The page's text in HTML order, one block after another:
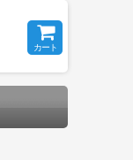
カート